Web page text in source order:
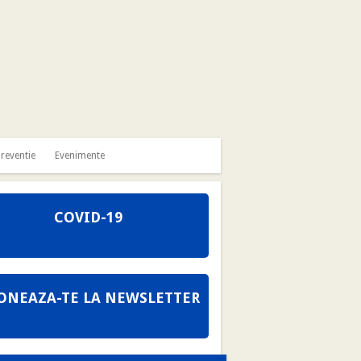
Evenimente
COVID-19
TE LA NEWSLETTER